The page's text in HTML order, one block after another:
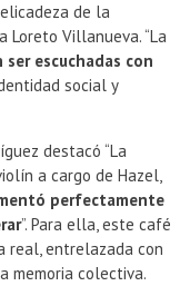
de la
Loreto Villanueva. “La
escuchadas con
social y
destacó “La
a cargo de Hazel,
perfectamente
”. Para ella, este café
real, entrelazada con
memoria colectiva.